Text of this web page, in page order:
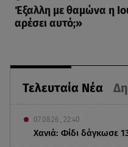
Τελευταία Νέα
07.08.26 , 22:40
Χανιά: Φίδι δάγκωσε
Έξαλλη με θαμώνα η
αρέσει αυτό;»